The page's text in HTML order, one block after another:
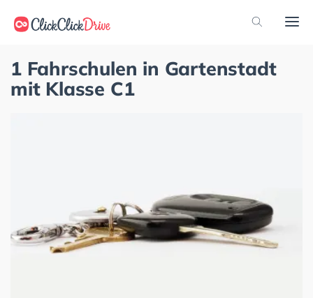
1 Fahrschulen in Gartenstadt
mit Klasse C1